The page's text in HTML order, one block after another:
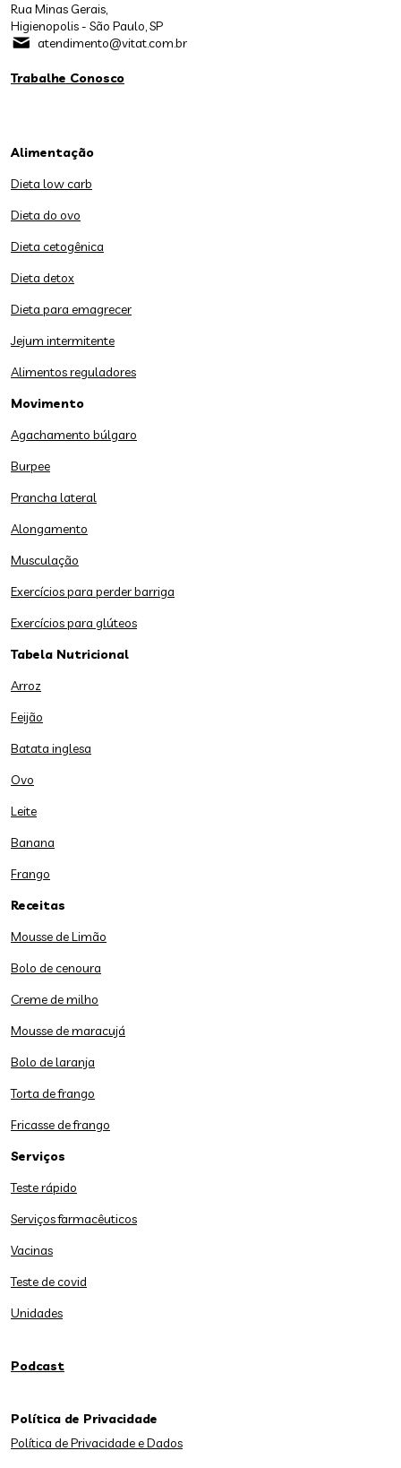
Rua Minas Gerais,
Higienopolis - São Paulo, SP
atendimento@vitat.com.br
Trabalhe Conosco
Alimentação
Dieta low carb
Dieta do ovo
Dieta cetogênica
Dieta detox
Dieta para emagrecer
Jejum intermitente
Alimentos reguladores
Movimento
Agachamento búlgaro
Burpee
Prancha lateral
Alongamento
Musculação
Exercícios para perder barriga
Exercícios para glúteos
Tabela Nutricional
Arroz
Feijão
Batata inglesa
Ovo
Leite
Banana
Frango
Receitas
Mousse de Limão
Bolo de cenoura
Creme de milho
Mousse de maracujá
Bolo de laranja
Torta de frango
Fricasse de frango
Serviços
Teste rápido
Serviços farmacêuticos
Vacinas
Teste de covid
Unidades
Podcast
Política de Privacidade
Política de Privacidade e Dados